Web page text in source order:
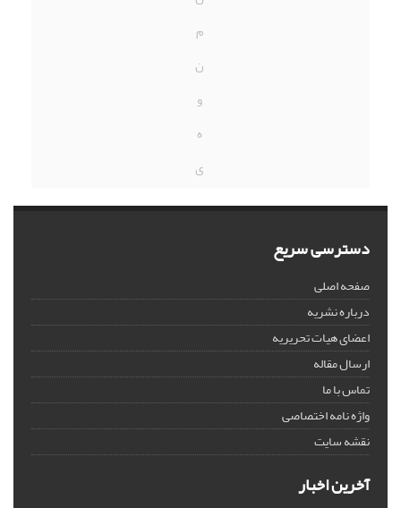
م
ن
و
ه
ی
دسترسی سریع
صفحه اصلی
درباره نشریه
اعضای هیات تحریریه
ارسال مقاله
تماس با ما
واژه نامه اختصاصی
نقشه سایت
آخرین اخبار